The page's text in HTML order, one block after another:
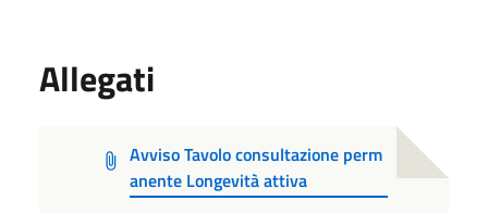
Allegati
Avviso Tavolo consultazione perm
anente Longevità attiva